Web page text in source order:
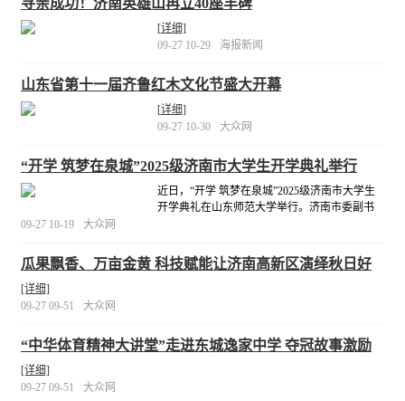
[详细]
09-27 10-29
海报新闻
山东省第十一届齐鲁红木文化节盛大开幕
[详细]
09-27 10-30
大众网
“开学 筑梦在泉城”2025级济南市大学生开学典礼举行
近日，“开学 筑梦在泉城”2025级济南市大学生
开学典礼在山东师范大学举行。济南市委副书
09-27 10-19 大众网
瓜果飘香、万亩金黄 科技赋能让济南高新区演绎秋日好
“丰”景
[详细]
09-27 09-51
大众网
“中华体育精神大讲堂”走进东城逸家中学 夺冠故事激励
每位青少年
[详细]
09-27 09-51
大众网